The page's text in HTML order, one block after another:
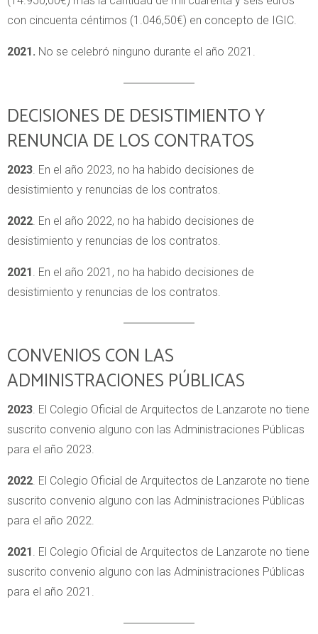
con cincuenta céntimos (1.046,50€) en concepto de IGIC.
2021. No se celebró ninguno durante el año 2021.
DECISIONES DE DESISTIMIENTO Y
RENUNCIA DE LOS CONTRATOS
2023 . En el año 2023, no ha habido decisiones de
desistimiento y renuncias de los contratos.
2022 . En el año 2022, no ha habido decisiones de
desistimiento y renuncias de los contratos.
2021 . En el año 2021, no ha habido decisiones de
desistimiento y renuncias de los contratos.
CONVENIOS CON LAS
ADMINISTRACIONES PÚBLICAS
2023. El Colegio Oficial de Arquitectos de Lanzarote no tiene
suscrito convenio alguno con las Administraciones Públicas
para el año 2023.
2022. El Colegio Oficial de Arquitectos de Lanzarote no tiene
suscrito convenio alguno con las Administraciones Públicas
para el año 2022.
2021. El Colegio Oficial de Arquitectos de Lanzarote no tiene
suscrito convenio alguno con las Administraciones Públicas
para el año 2021.